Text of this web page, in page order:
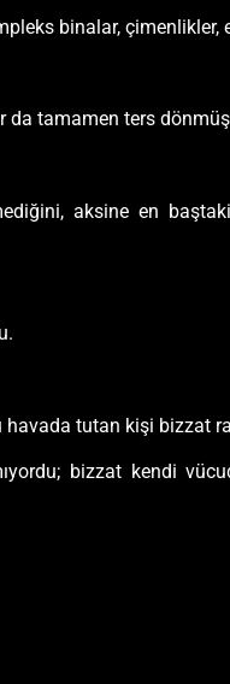
binalar,
da tamamen ters
aksine en
havada tutan kişi bizzat
bizzat kendi